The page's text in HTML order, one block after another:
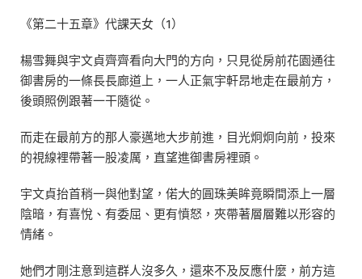
《第二十五章》代課天女（1）
楊雪舞與宇文貞齊齊看向大門的方向，只見從房前花園通往
御書房的一條長長廊道上，一人正氣宇軒昂地走在最前方，
後頭照例跟著一干隨從。
而走在最前方的那人豪邁地大步前進，目光炯炯向前，投來
的視線裡帶著一股凌厲，直望進御書房裡頭。
宇文貞抬首稍一與他對望，偌大的圓珠美眸竟瞬間添上一層
陰暗，有喜悅、有委屈、更有憤怒，夾帶著層層難以形容的
情緒。
她們才剛注意到這群人沒多久，還來不及反應什麼，前方這